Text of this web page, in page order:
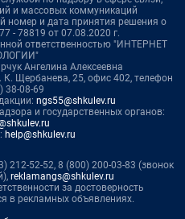
и массовых коммуникаций
номер и дата принятия решения о
- 78819 от 07.08.2020 г.
ответственностью "ИНТЕРНЕТ
Ангелина Алексеевна
К. Щербанева, 25, офис 402, телефон
38-08-69
ngs55@shkulev.ru
и государственных органов:
help@shkulev.ru
212-52-52, 8 (800) 200-03-83 (звонок
reklamangs@shkulev.ru
за достоверность
в рекламных объявлениях.